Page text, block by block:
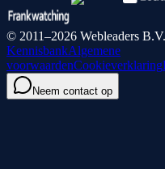
© 2011–2026 Webleaders
KennisbankAlgemene
voorwaardenCookieverklaring
Neem contact op